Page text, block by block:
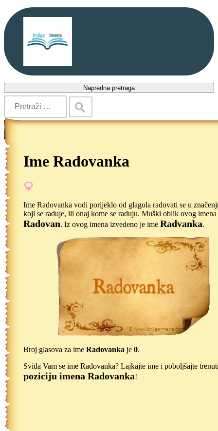
Napredna pretraga
Ime Radovanka
Ime Radovanka vodi porijeklo od glagola radovati se u
koji se raduje, ili onaj kome se raduju. Muški oblik ovog imena
Radovan. Iz ovog imena izvedeno je ime Radvanka.
Broj glasova za ime Radovanka je 0.
Sviđa Vam se ime Radovanka? Lajkajte ime i poboljšajte
poziciju imena Radovanka!